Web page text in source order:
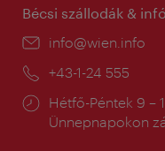
Bécsi szállodák & infó
E-
info@wien.info
Telefon:
+43-1-24 555
Nyitva
tartás:
Hétfő-Péntek 9 –
Ünnepnapokon